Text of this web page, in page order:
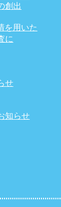
創出
を用いた
に
せ
知らせ